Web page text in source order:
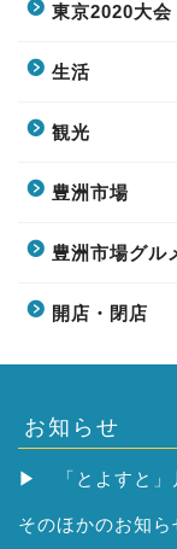
東京2020大会
生活
観光
豊洲市場
豊洲市場グル
開店・閉店
お知らせ
▶ 「とよすと
そのほかのお知ら